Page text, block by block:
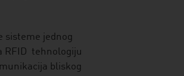
sisteme jednog
RFID tehnologiju
bliskog